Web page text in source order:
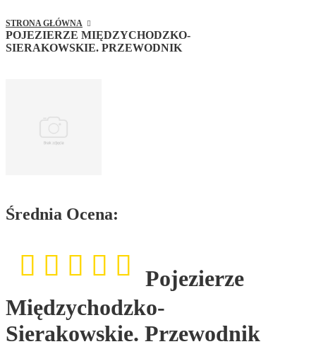
STRONA GŁÓWNA
POJEZIERZE MIĘDZYCHODZKO-
SIERAKOWSKIE. PRZEWODNIK
Średnia Ocena:
Pojezierze
Międzychodzko-
Sierakowskie. Przewodnik